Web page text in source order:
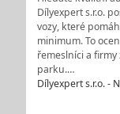
Dílyexpert s.r.o.
vozy, které
minimum. To
řemeslníci a
parku.…
Dílyexpert s.r.o. -